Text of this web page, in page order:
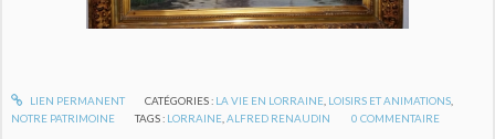
LIEN PERMANENT CATÉGORIES : LA VIE EN LORRAINE, LOISIRS ET ANIMATIONS,
NOTRE PATRIMOINE
TAGS : LORRAINE ,ALFRED RENAUDIN 0 COMMENTAIRE